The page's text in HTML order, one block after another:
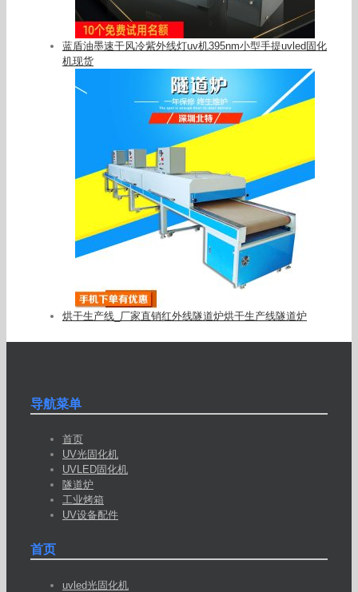
蓝盾油墨速干风冷紫外线灯uv机395nm小型手提uvled固化
机现货
烘干生产线_厂家直销红外线隧道炉烘干生产线隧道炉
导航菜单
首页
UV光固化机
UVLED固化机
隧道炉
工业烤箱
UV设备配件
首页
uvled光固化机